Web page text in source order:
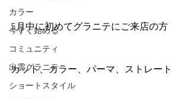
カラー
今すぐ始める
コミュニティ
出雲グラニテ
ショートスタイル
5月中に初めてグラニテにご来店の方
カット、カラー、パーマ、ストレート